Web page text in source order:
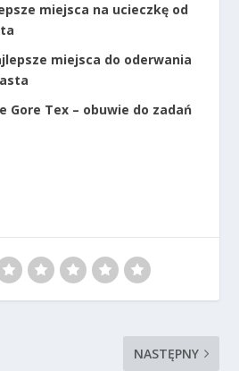
miejsca na ucieczkę od
miejsca do oderwania
Gore Tex – obuwie do zadań
NASTĘPNY